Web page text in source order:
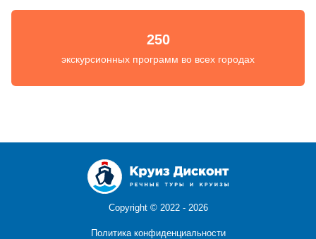
250
экскурсионных программ во всех городах
Copyright © 2022 - 2026
Политика конфиденциальности